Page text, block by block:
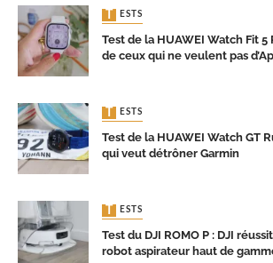
TESTS
Test de la HUAWEI Watch Fit 5
de ceux qui ne veulent pas
TESTS
Test de la HUAWEI Watch GT
qui veut détrôner Garmin
TESTS
Test du DJI ROMO P : DJI
robot aspirateur haut de